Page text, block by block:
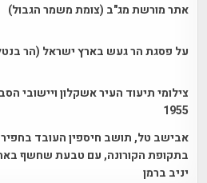
אתר מורשת מג"ב (צומת משמר הגבול)
על פסגת הר געש בארץ ישראל (הר
צילומי תיעוד העיר אשקלון ויישובי
1955
אבישב טל, תושב חיספין העובד
בתקופת הקורונה, עם טבעת שחשף
יניב ברמן